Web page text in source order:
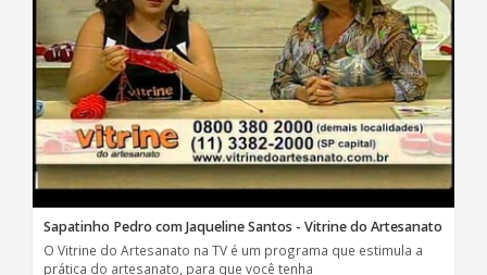
Sapatinho Pedro com Jaqueline Santos - Vitrine do Artesanato
O Vitrine do Artesanato na TV é um programa que estimula a
prática do artesanato, para que você tenha